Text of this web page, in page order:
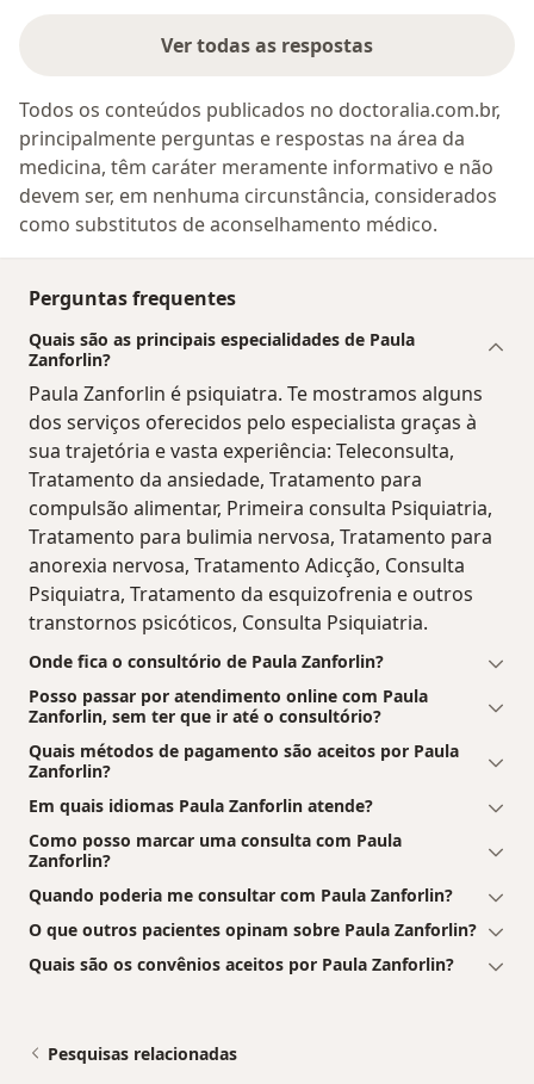
Ver todas as respostas
Todos os conteúdos publicados no doctoralia.com.br,
principalmente perguntas e respostas na área da
medicina, têm caráter meramente informativo e não
devem ser, em nenhuma circunstância, considerados
como substitutos de aconselhamento médico.
Perguntas frequentes
Quais são as principais especialidades de Paula
Zanforlin?
Paula Zanforlin é psiquiatra. Te mostramos alguns
dos serviços oferecidos pelo especialista graças à
sua trajetória e vasta experiência: Teleconsulta,
Tratamento da ansiedade, Tratamento para
compulsão alimentar, Primeira consulta Psiquiatria,
Tratamento para bulimia nervosa, Tratamento para
anorexia nervosa, Tratamento Adicção, Consulta
Psiquiatra, Tratamento da esquizofrenia e outros
transtornos psicóticos, Consulta Psiquiatria.
Onde fica o consultório de Paula Zanforlin?
Posso passar por atendimento online com Paula
Zanforlin, sem ter que ir até o consultório?
Quais métodos de pagamento são aceitos por Paula
Zanforlin?
Em quais idiomas Paula Zanforlin atende?
Como posso marcar uma consulta com Paula
Zanforlin?
Quando poderia me consultar com Paula Zanforlin?
O que outros pacientes opinam sobre Paula Zanforlin?
Quais são os convênios aceitos por Paula Zanforlin?
Pesquisas relacionadas